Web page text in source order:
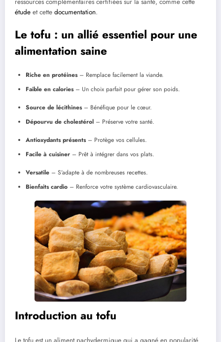
étude et cette documentation.
Le tofu : un allié essentiel pour une
alimentation saine
Riche en protéines– Remplace facilement la viande.
Faible en calories– Un choix parfait pour gérer son poids.
Source de lécithines– Bénéfique pour le cœur.
Dépourvu de cholestérol – Préserve votre santé.
Antioxydants présents– Protège vos cellules.
Facile à cuisiner – Prêt à intégrer dans vos plats.
Versatile – S’adapte à de nombreuses recettes.
Bienfaits cardio – Renforce votre système cardiovasculaire.
Introduction au tofu